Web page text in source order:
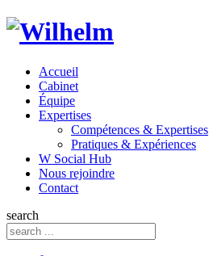
Accueil
Cabinet
Équipe
Expertises
Compétences & Expertises
Pratiques & Expériences
W Social Hub
Nous rejoindre
Contact
search